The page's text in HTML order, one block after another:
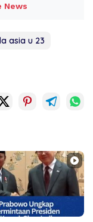
News
asia u 23